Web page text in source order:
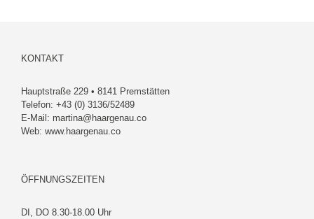
KONTAKT
Hauptstraße 229 • 8141 Premstätten
Telefon: +43 (0) 3136/52489
E-Mail: martina@haargenau.co
Web: www.haargenau.co
ÖFFNUNGSZEITEN
DI, DO 8.30-18.00 Uhr